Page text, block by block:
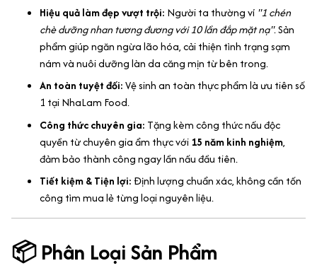
Hiệu quả làm đẹp vượt trội: Người ta thường ví "1 chén
chè dưỡng nhan tương đương với 10 lần đắp mặt nạ". Sản
phẩm giúp ngăn ngừa lão hóa, cải thiện tình trạng sạm
nám và nuôi dưỡng làn da căng mịn từ bên trong.
An toàn tuyệt đối:Vệ sinh an toàn thực phẩm là ưu tiên số
1 tại NhaLam Food.
Công thức chuyên gia: Tặng kèm công thức nấu độc
quyền từ chuyên gia ẩm thực với 15 năm kinh nghiệm,
đảm bảo thành công ngay lần nấu đầu tiên.
Tiết kiệm & Tiện lợi:Định lượng chuẩn xác, không cần tốn
công tìm mua lẻ từng loại nguyên liệu.
📦 Phân Loại Sản Phẩm